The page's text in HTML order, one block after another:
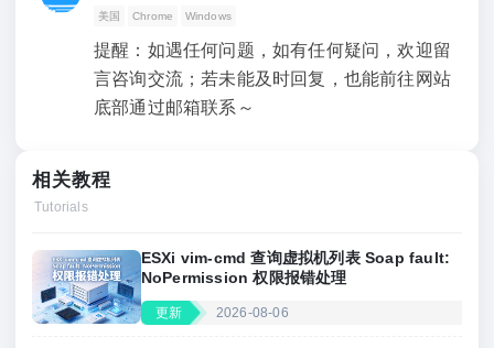
美国 Chrome Windows
提醒：如遇任何问题，如有任何疑问，欢迎留
言咨询交流；若未能及时回复，也能前往网站
底部通过邮箱联系～
相关教程
Tutorials
ESXi vim‑cmd 查询虚拟机列表 Soap fault:
NoPermission 权限报错处理
更新 2026-08-06